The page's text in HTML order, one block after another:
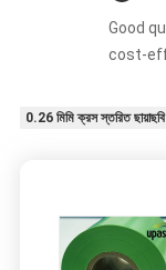
Good
cost-
0.26 মিমি ক্রস স্তরিত ছায়াছবি